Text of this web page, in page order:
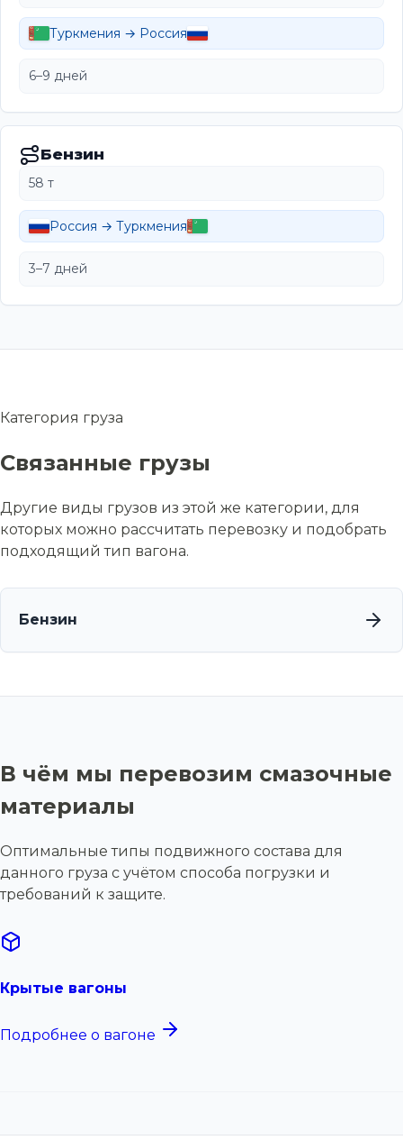
Туркмения → Россия
6–9 дней
Бензин
58 т
Россия → Туркмения
3–7 дней
Категория груза
Связанные грузы
Другие виды грузов из этой же категории, для
которых можно рассчитать перевозку и подобрать
подходящий тип вагона.
Бензин
В чём мы перевозим смазочные
материалы
Оптимальные типы подвижного состава для
данного груза с учётом способа погрузки и
требований к защите.
Крытые вагоны
Подробнее о вагоне